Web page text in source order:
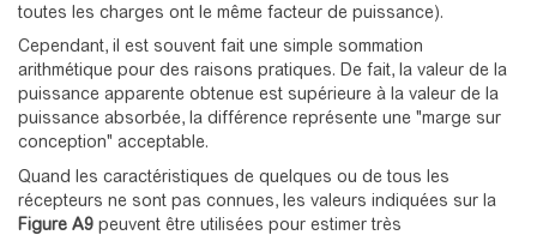
toutes les charges ont le même facteur de puissance).
Cependant, il est souvent fait une simple sommation
arithmétique pour des raisons pratiques. De fait, la valeur de la
puissance apparente obtenue est supérieure à la valeur de la
puissance absorbée, la différence représente une "marge sur
conception" acceptable.
Quand les caractéristiques de quelques ou de tous les
récepteurs ne sont pas connues, les valeurs indiquées sur la
Figure A9 peuvent être utilisées pour estimer très